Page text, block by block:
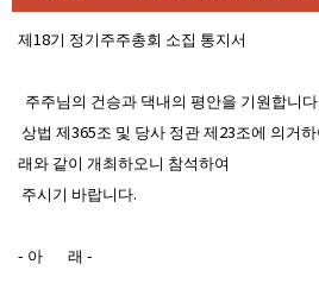
제18기 정기주주총회 소집 통지서
주주님의 건승과 댁내의 평안을 기원합니다.
상법 제365조 및 당사 정관 제23조에 의거
래와 같이 개최하오니 참석하여
주시기 바랍니다.
- 아 래 -